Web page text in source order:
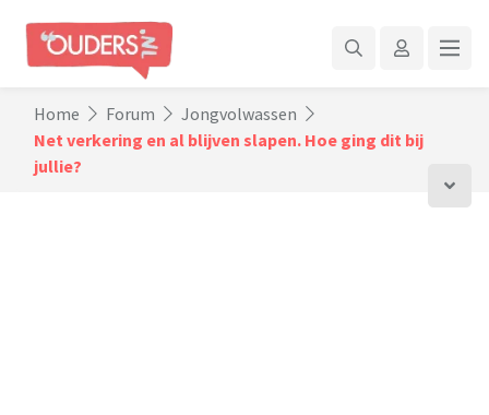
Home Forum
Jongvolwassen
Net verkering en al blijven slapen. Hoe ging dit bij
jullie?